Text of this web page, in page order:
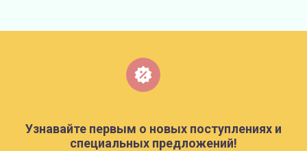
Узнавайте первым о новых поступлениях и
специальных предложений!